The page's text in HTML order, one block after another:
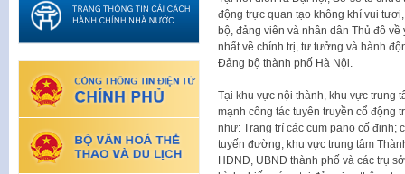
động trực quan tạo không khí vui
bộ, đảng viên và nhân dân Thủ đô
nhất về chính trị, tư tưởng và hành
Đảng bộ thành phố Hà Nội.
Tại khu vực nội thành, khu vực trung
mạnh công tác tuyên truyền cổ động
như: Trang trí các cụm pano cố định;
tuyến đường, khu vực trung tâm
HĐND, UBND thành phố và các trụ